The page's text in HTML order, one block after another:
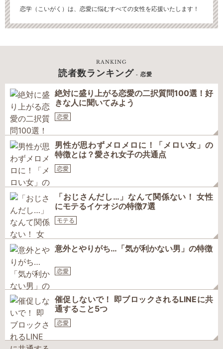
恋学（こいがく）は、恋愛に悩むすべての女性を応援いたします！
RANKING
読者数ランキング - 恋愛
絶対に盛り上がる恋愛の二択質問100選！好
きな人に聞いてみよう
恋愛
男性が思わずメロメロに！「メロい女」の
特徴とは？愛され女子の共通点
恋愛
「おじさんだし…」なんて関係ない！ 女性
にモテるイケオジの特徴7選
モテる
意外とやりがち…「気が利かない男」の特徴
恋愛
催促しないで！ 即ブロックされるLINEに共
通すること5つ
恋愛